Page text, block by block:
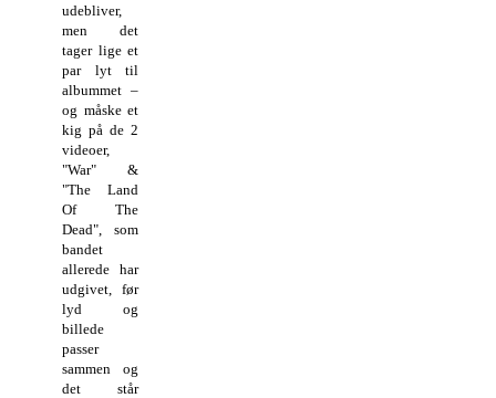
udebliver,
men det
tager lige et
par lyt til
albummet –
og måske et
kig på de 2
videoer,
"War" &
"The Land
Of The
Dead", som
bandet
allerede har
udgivet, før
lyd og
billede
passer
sammen og
det står